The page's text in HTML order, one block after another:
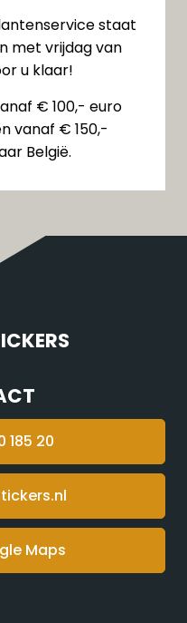
staat
met vrijdag van
u klaar!
€ 100,- euro
vanaf € 150,-
België.
185 20
Maps